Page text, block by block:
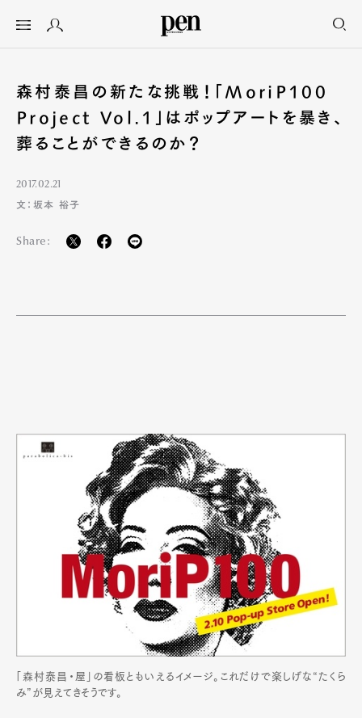
森村泰昌の新たな挑戦！「MoriP100
Project Vol.1」はポップアートを暴き、
葬ることができるのか？
2017.02.21
文：坂本 裕子
Share:
「森村泰昌・屋」の看板ともいえるイメージ。これだけで楽しげな“たくら
み”が見えてきそうです。